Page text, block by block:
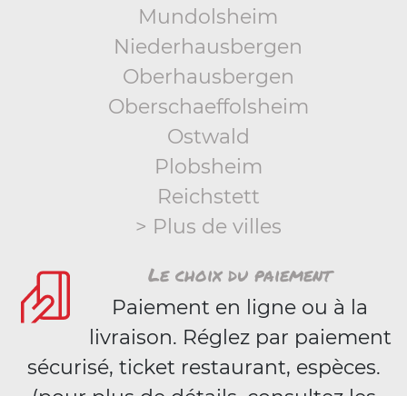
Mundolsheim
Niederhausbergen
Oberhausbergen
Oberschaeffolsheim
Ostwald
Plobsheim
Reichstett
> Plus de villes
Le choix du paiement
Paiement en ligne ou à la
livraison. Réglez par paiement
sécurisé, ticket restaurant, espèces.